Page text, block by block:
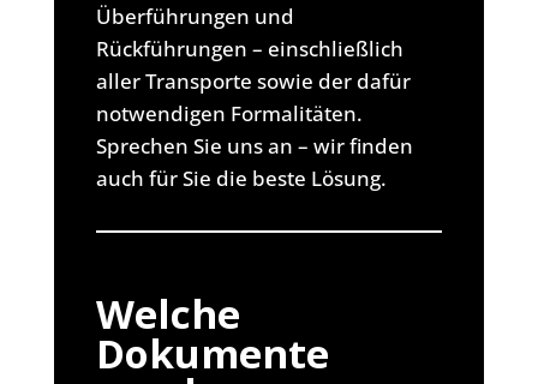
Überführungen und
Rückführungen – einschließlich
aller Transporte sowie der dafür
notwendigen Formalitäten.
Sprechen Sie uns an – wir finden
auch für Sie die beste Lösung.
Welche
Dokumente